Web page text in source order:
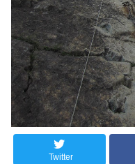
Twitter